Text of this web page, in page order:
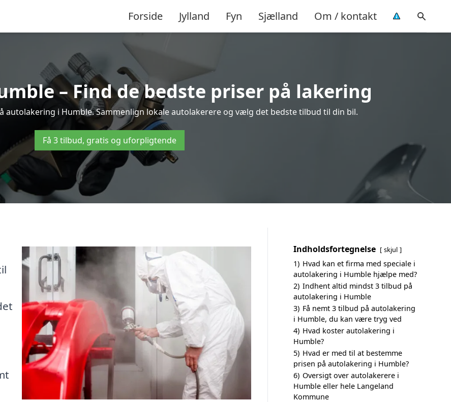
Forside Jylland Fyn Sjælland Om / kontakt
– Find de bedste priser på lakering
autolakering i Humble. Sammenlign lokale autolakerere og vælg det bedste tilbud til din bil.
Få 3 tilbud, gratis og uforpligtende
Indholdsfortegnelse skjul
1) Hvad kan et firma med speciale i
autolakering i Humble hjælpe med?
2) Indhent altid mindst 3 tilbud på
autolakering i Humble
3) Få nemt 3 tilbud på autolakering
i Humble, du kan være tryg ved
4) Hvad koster autolakering i
Humble?
5) Hvad er med til at bestemme
prisen på autolakering i Humble?
6) Oversigt over autolakerere i
Humble eller hele Langeland
Kommune